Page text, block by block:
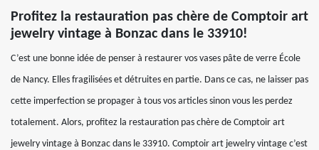
Profitez la restauration pas chère de Comptoir art
jewelry vintage à Bonzac dans le 33910!
C’est une bonne idée de penser à restaurer vos vases pâte de verre École
de Nancy. Elles fragilisées et détruites en partie. Dans ce cas, ne laisser pas
cette imperfection se propager à tous vos articles sinon vous les perdez
totalement. Alors, profitez la restauration pas chère de Comptoir art
jewelry vintage à Bonzac dans le 33910. Comptoir art jewelry vintage c’est